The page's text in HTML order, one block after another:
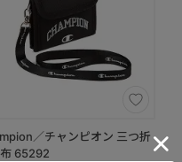
／チャンピオン 三つ折
65292